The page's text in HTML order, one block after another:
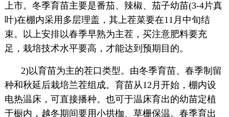
上市。冬季育苗主要是番茄、辣椒、茄子幼苗(3-4片真
叶)在棚内采用多层理盖，其上茬菜要在11月中旬结
束。以上安排以春季早熟为主茬，买注意肥料要充
足，栽培技术水平要高，才能达到预期目的。
2)以育苗为主的茬口类型。由冬季育苗、春季制留
种和秋延后栽培兰茬组成。育苗从12月开始，棚内设
电热温床，可直接播种。也可于温床育出的幼苗定植
于橱内，越冬期间要用小拱枷、草栅保温。春季育出